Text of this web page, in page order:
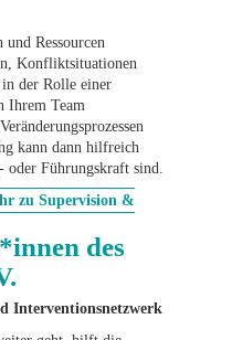
Ressourcen
Konfliktsituationen
in der Rolle einer
Ihrem Team
kann dann hilfreich
Führungskraft sind.
zu Supervision &
des
Interventionsnetzwerk